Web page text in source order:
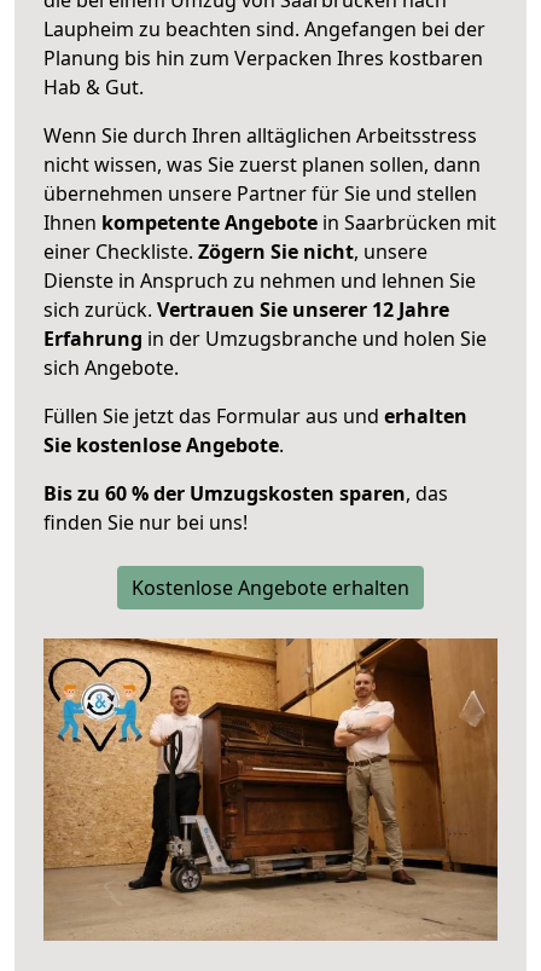
Laupheim zu beachten sind. Angefangen bei der
Planung bis hin zum Verpacken Ihres kostbaren
Hab & Gut.
Wenn Sie durch Ihren alltäglichen Arbeitsstress
nicht wissen, was Sie zuerst planen sollen, dann
übernehmen unsere Partner für Sie und stellen
Ihnen kompetente Angebote in Saarbrücken mit
einer Checkliste. Zögern Sie nicht, unsere
Dienste in Anspruch zu nehmen und lehnen Sie
sich zurück. Vertrauen Sie unserer 12 Jahre
Erfahrung in der Umzugsbranche und holen Sie
sich Angebote.
Füllen Sie jetzt das Formular aus und erhalten
Sie kostenlose Angebote.
Bis zu 60 % der Umzugskosten sparen, das
finden Sie nur bei uns!
Kostenlose Angebote erhalten